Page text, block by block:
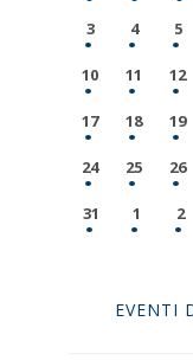
3 4 5
10 11 12
17 18 19
24 25 26
31 1 2
EVENTI